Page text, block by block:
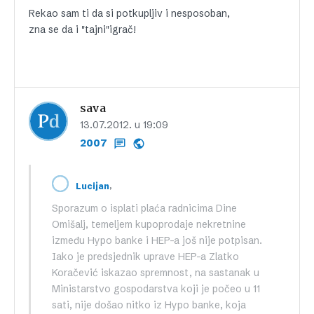
Rekao sam ti da si potkupljiv i nesposoban,
zna se da i "tajni"igrač!
sava
13.07.2012. u 19:09
2007
Lucijan,
Sporazum o isplati plaća radnicima Dine
Omišalj, temeljem kupoprodaje nekretnine
između Hypo banke i HEP-a još nije potpisan.
Iako je predsjednik uprave HEP-a Zlatko
Koračević iskazao spremnost, na sastanak u
Ministarstvo gospodarstva koji je počeo u 11
sati, nije došao nitko iz Hypo banke, koja